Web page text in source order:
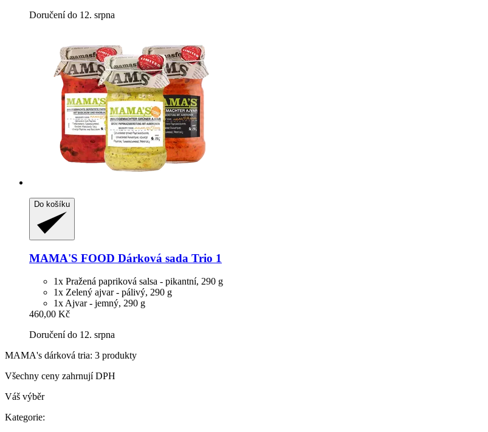
Doručení do 12. srpna
Do košíku
MAMA'S FOOD Dárková sada Trio 1
1x Pražená papriková salsa - pikantní, 290 g
1x Zelený ajvar - pálivý, 290 g
1x Ajvar - jemný, 290 g
460,00 Kč
Doručení do 12. srpna
MAMA's dárková tria: 3 produkty
Všechny ceny zahrnují DPH
Váš výběr
Kategorie: